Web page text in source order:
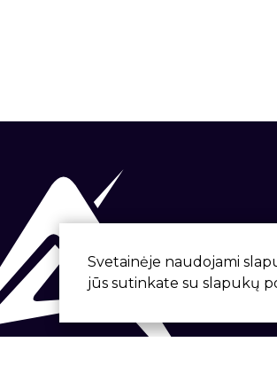
Svetainėje naudojami
jūs sutinkate su slapukų